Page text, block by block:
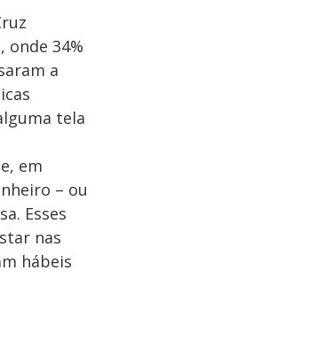
onde 34%
a
tela
em
– ou
Esses
nas
hábeis